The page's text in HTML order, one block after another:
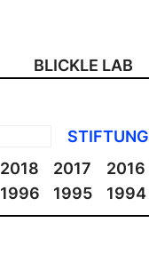
BLICKLE LAB
STIFTUNG
2018 2017 2016
1996 1995 1994